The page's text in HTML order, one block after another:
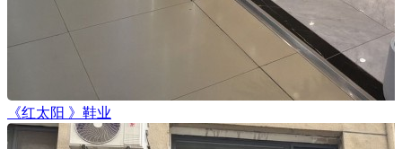
《红太阳 》鞋业